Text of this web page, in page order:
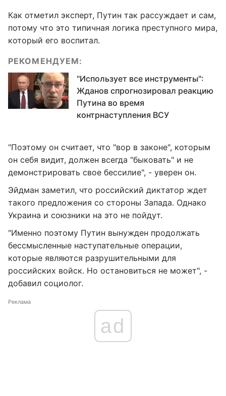
Как отметил эксперт, Путин так рассуждает и сам,
потому что это типичная логика преступного мира,
который его воспитал.
РЕКОМЕНДУЕМ:
"Использует все инструменты":
Жданов спрогнозировал реакцию
Путина во время
контрнаступления ВСУ
"Поэтому он считает, что "вор в законе", которым
он себя видит, должен всегда "быковать" и не
демонстрировать свое бессилие", - уверен он.
Эйдман заметил, что российский диктатор ждет
такого предложения со стороны Запада. Однако
Украина и союзники на это не пойдут.
"Именно поэтому Путин вынужден продолжать
бессмысленные наступательные операции,
которые являются разрушительными для
российских войск. Но остановиться не может", -
добавил социолог.
Реклама
ad